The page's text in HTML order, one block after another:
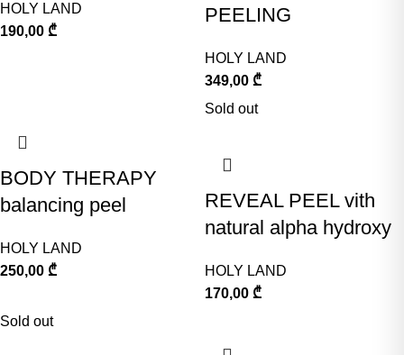
HOLY LAND
190,00 ₾
PEELING
HOLY LAND
349,00 ₾
BODY THERAPY
balancing peel
HOLY LAND
250,00 ₾
Sold out
REVEAL PEEL vith
natural alpha hydroxy
HOLY LAND
170,00 ₾
Sold out